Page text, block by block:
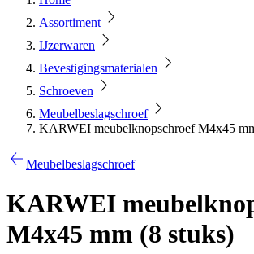
Assortiment
IJzerwaren
Bevestigingsmaterialen
Schroeven
Meubelbeslagschroef
KARWEI meubelknopschroef M4x45
Meubelbeslagschroef
KARWEI
M4x45 mm (8 stuks)